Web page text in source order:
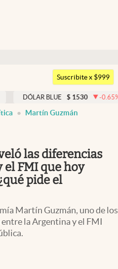
Argentina
Uruguay
Suscribite x $999
BLUE $ 1530 -0.65%
Martín Guzmán
las diferencias
FMI que hoy
pide el
Martín Guzmán, uno de los
la Argentina y el FMI